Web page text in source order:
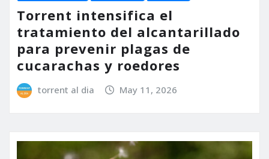
Torrent intensifica el
tratamiento del alcantarillado
para prevenir plagas de
cucarachas y roedores
torrent al dia May 11, 2026